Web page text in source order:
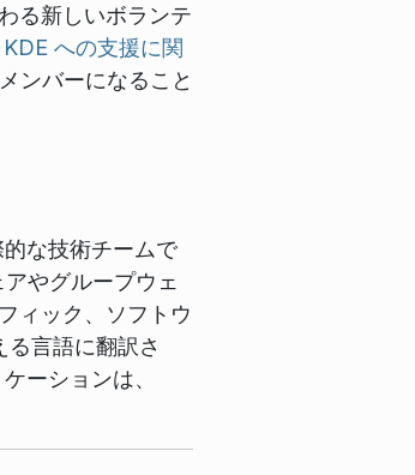
る新しいボランテ
KDE への支援に関
ンバーになること
な技術チームで
やグループウェ
ィック、ソフトウ
言語に翻訳さ
ーションは、